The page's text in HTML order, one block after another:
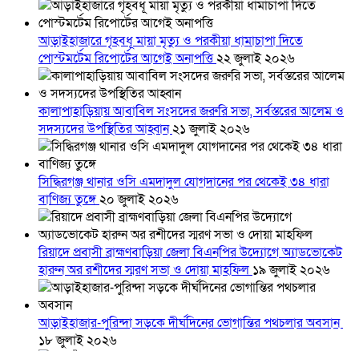
আড়াইহাজারে গৃহবধূ মায়া মৃত্যু ও পরকীয়া ধামাচাপা দিতে
পোস্টমর্টেম রিপোর্টের আগেই অনাপত্তি২২ জুলাই ২০২৬
কালাপাহাড়িয়ায় আবাবিল সংসদের জরুরি সভা, সর্বস্তরের আলেম ও
সদস্যদের উপস্থিতির আহ্বান২১ জুলাই ২০২৬
সিদ্ধিরগঞ্জ থানার ওসি এমদাদুল যোগদানের পর থেকেই ৩৪ ধারা
বাণিজ্য তুঙ্গে২০ জুলাই ২০২৬
রিয়াদে প্রবাসী ব্রাহ্মণবাড়িয়া জেলা বিএনপির উদ্যোগে অ্যাডভোকেট
হারুন অর রশীদের স্মরণ সভা ও দোয়া মাহফিল ১৯ জুলাই ২০২৬
আড়াইহাজার-পুরিন্দা সড়কে দীর্ঘদিনের ভোগান্তির পথচলার অবসান
১৮ জুলাই ২০২৬